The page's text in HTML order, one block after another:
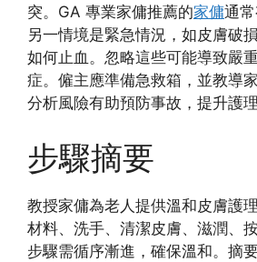
突。GA 專業家傭推薦的家傭通常
另一情境是緊急情況，如皮膚破
如何止血。忽略這些可能導致嚴
症。僱主應準備急救箱，並教導
分析風險有助預防事故，提升護理
步驟摘要
教授家傭為老人提供溫和皮膚護
材料、洗手、清潔皮膚、滋潤、
步驟需循序漸進，確保溫和。摘